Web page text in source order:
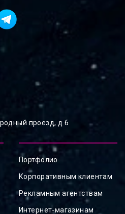
проезд, д.6
Портфолио
Корпоративным клиентам
Рекламным агентствам
Интернет-магазинам